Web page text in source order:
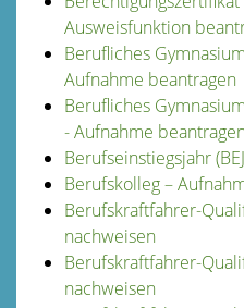
Ausweisfunktion
Berufliches
Aufnahme beantragen
Berufliches
- Aufnahme
Berufseinstiegsjahr
Berufskolleg –
Berufskraftfahrer-
nachweisen
Berufskraftfahrer-
nachweisen